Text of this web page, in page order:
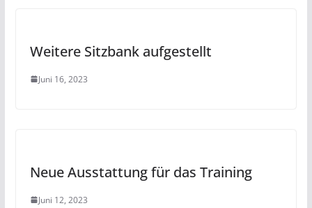
Weitere Sitzbank aufgestellt
Juni 16, 2023
Neue Ausstattung für das Training
Juni 12, 2023